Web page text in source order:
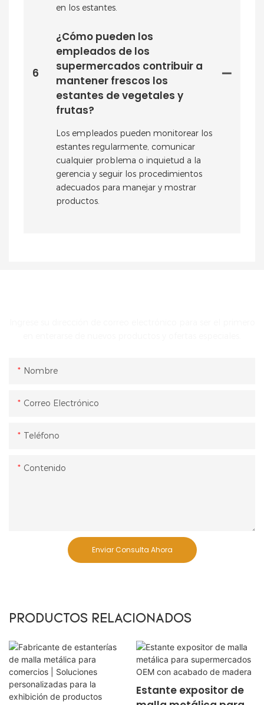
en los estantes.
6
¿Cómo pueden los
empleados de los
supermercados contribuir a
mantener frescos los
estantes de vegetales y
frutas?
Los empleados pueden monitorear los
estantes regularmente, comunicar
cualquier problema o inquietud a la
gerencia y seguir los procedimientos
adecuados para manejar y mostrar
productos.
Nombre
Correo Electrónico
Teléfono
Contenido
Enviar Consulta Ahora
PRODUCTOS RELACIONADOS
Estante expositor de